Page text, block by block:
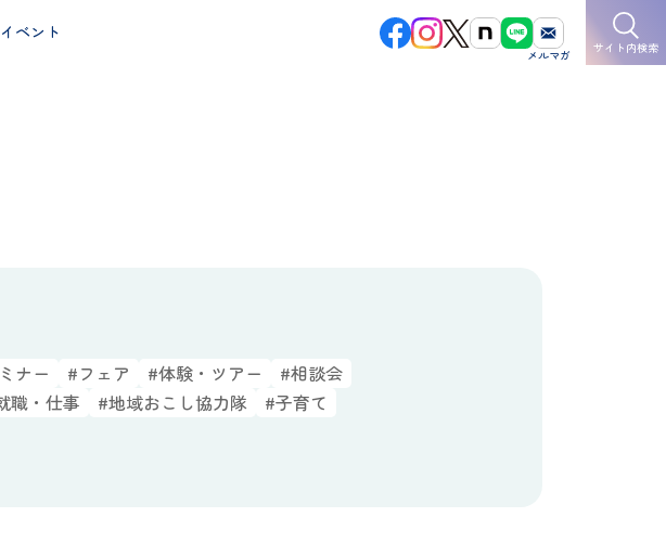
サイト内検索
イベント
ナー #フェア #体験・ツアー
#相談会
職・仕事 #地域おこし協力隊
#子育て